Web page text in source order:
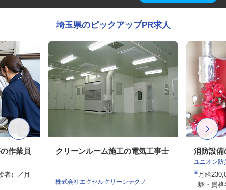
埼玉県のピックアップPR求人
作業員
者）／月
クリーンルーム施工の電気工事士
株式会社エクセルクリーンテクノ
消防設備
ユニオン
月給
験・資